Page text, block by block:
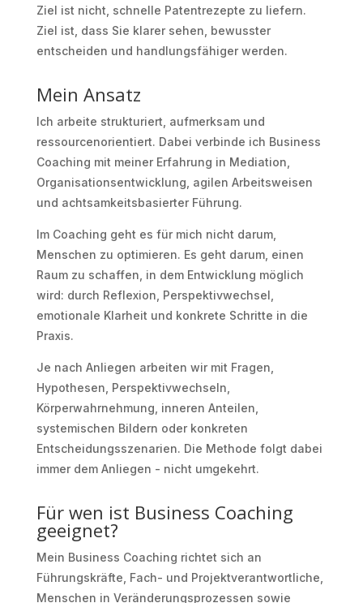
Ziel ist nicht, schnelle Patentrezepte zu liefern.
Ziel ist, dass Sie klarer sehen, bewusster
entscheiden und handlungsfähiger werden.
Mein Ansatz
Ich arbeite strukturiert, aufmerksam und
ressourcenorientiert. Dabei verbinde ich Business
Coaching mit meiner Erfahrung in Mediation,
Organisationsentwicklung, agilen Arbeitsweisen
und achtsamkeitsbasierter Führung.
Im Coaching geht es für mich nicht darum,
Menschen zu optimieren. Es geht darum, einen
Raum zu schaffen, in dem Entwicklung möglich
wird: durch Reflexion, Perspektivwechsel,
emotionale Klarheit und konkrete Schritte in die
Praxis.
Je nach Anliegen arbeiten wir mit Fragen,
Hypothesen, Perspektivwechseln,
Körperwahrnehmung, inneren Anteilen,
systemischen Bildern oder konkreten
Entscheidungsszenarien. Die Methode folgt dabei
immer dem Anliegen - nicht umgekehrt.
Für wen ist Business Coaching
geeignet?
Mein Business Coaching richtet sich an
Führungskräfte, Fach- und Projektverantwortliche,
Menschen in Veränderungsprozessen sowie